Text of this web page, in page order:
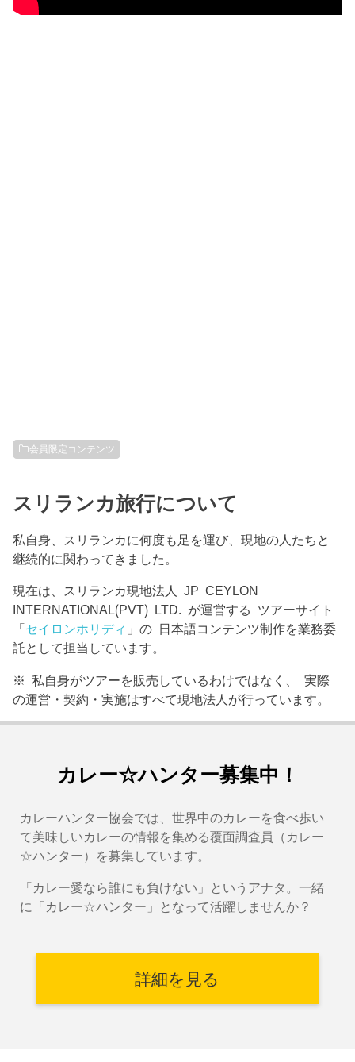
会員限定コンテンツ
スリランカ旅行について
私自身、スリランカに何度も足を運び、現地の人たちと
継続的に関わってきました。
現在は、スリランカ現地法人 JP CEYLON
INTERNATIONAL(PVT) LTD. が運営する ツアーサイト
「セイロンホリディ 」の 日本語コンテンツ制作を業務委
託として担当しています。
※ 私自身がツアーを販売しているわけではなく、 実際
の運営・契約・実施はすべて現地法人が行っています。
カレー☆ハンター募集中！
カレーハンター協会では、世界中のカレーを食べ歩い
て美味しいカレーの情報を集める覆面調査員（カレー
☆ハンター）を募集しています。
「カレー愛なら誰にも負けない」というアナタ。一緒
に「カレー☆ハンター」となって活躍しませんか？
詳細を見る